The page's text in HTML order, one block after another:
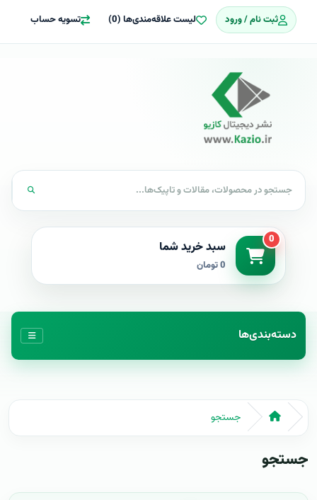
ثبت نام / ورود لیست علاقه‌مندی‌ها (0) تسویه حساب
0 سبد خرید شما
0 تومان
دسته‌بندی‌ها
جستجو
جستجو